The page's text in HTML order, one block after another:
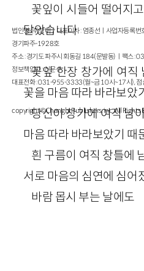
꽃잎이 시들어 떨어지
달았습니다
꽃잎 한장 창가에 여직
꽃을 마음 따라 바라보았
당신이 창가에 여직 남
마음 따라 바라보았기 때
흰 구름이 여직 창틀에
서로 마음의 심연에 심어
바람 몹시 부는 날에도
법인명 : ㈜창비ㅣ대표이사 : 염종선ㅣ사업자등
경기파주-1928호
주소 : 경기도 파주시 회동길 184(문발동)ㅣ팩스 :
정보책임자 : 신문수
대표전화 : 031-955-3333(월~금 10시~17시),
copyright © Changbi Publishers, inc. All Rights